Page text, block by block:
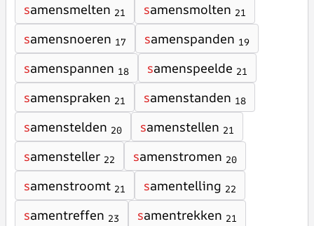
samensmelten 21 samensmolten 21
samensnoeren 17 samenspanden 19
samenspannen 18 samenspeelde 21
samenspraken 21 samenstanden 18
samenstelden 20 samenstellen 21
samensteller 22 samenstromen 20
samenstroomt 21 samentelling 22
samentreffen 23 samentrekken 21